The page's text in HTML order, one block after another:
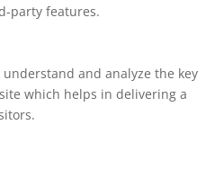
party features.
and analyze the key
which helps in delivering a